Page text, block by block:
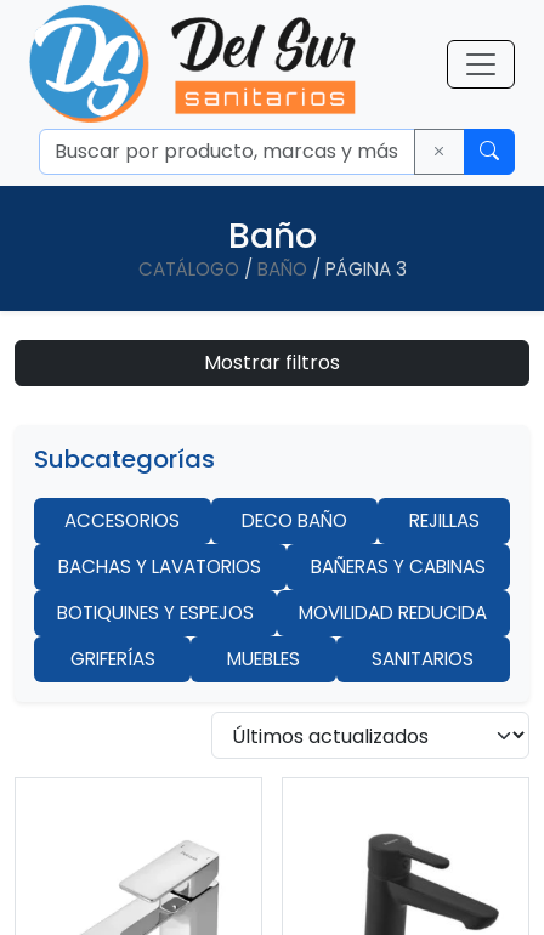
Baño
CATÁLOGO / BAÑO / PÁGINA 3
Mostrar filtros
Subcategorías
ACCESORIOS DECO BAÑO
REJILLAS
BACHAS Y LAVATORIOS
BAÑERAS Y CABINAS
BOTIQUINES Y ESPEJOS
MOVILIDAD REDUCIDA
GRIFERÍAS
MUEBLES SANITARIOS